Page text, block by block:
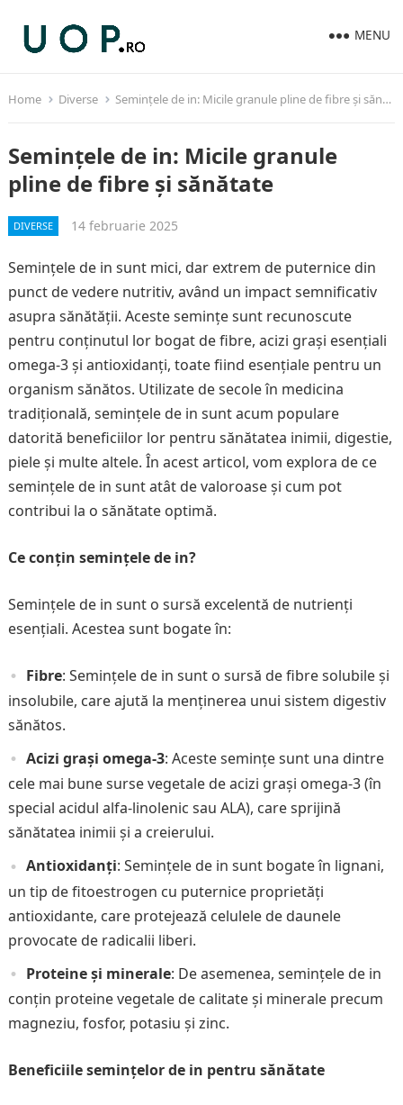
MENU
Home Diverse Semințele de in: Micile granule pline de fibre și sănătate
Semințele de in: Micile granule
pline de fibre și sănătate
DIVERSE 14 februarie 2025
Semințele de in sunt mici, dar extrem de puternice din
punct de vedere nutritiv, având un impact semnificativ
asupra sănătății. Aceste semințe sunt recunoscute
pentru conținutul lor bogat de fibre, acizi grași esențiali
omega-3 și antioxidanți, toate fiind esențiale pentru un
organism sănătos. Utilizate de secole în medicina
tradițională, semințele de in sunt acum populare
datorită beneficiilor lor pentru sănătatea inimii, digestie,
piele și multe altele. În acest articol, vom explora de ce
semințele de in sunt atât de valoroase și cum pot
contribui la o sănătate optimă.
Ce conțin semințele de in?
Semințele de in sunt o sursă excelentă de nutrienți
esențiali. Acestea sunt bogate în:
Fibre: Semințele de in sunt o sursă de fibre solubile și
insolubile, care ajută la menținerea unui sistem digestiv
sănătos.
Acizi grași omega-3: Aceste semințe sunt una dintre
cele mai bune surse vegetale de acizi grași omega-3 (în
special acidul alfa-linolenic sau ALA), care sprijină
sănătatea inimii și a creierului.
Antioxidanți: Semințele de in sunt bogate în lignani,
un tip de fitoestrogen cu puternice proprietăți
antioxidante, care protejează celulele de daunele
provocate de radicalii liberi.
Proteine și minerale: De asemenea, semințele de in
conțin proteine vegetale de calitate și minerale precum
magneziu, fosfor, potasiu și zinc.
Beneficiile semințelor de in pentru sănătate